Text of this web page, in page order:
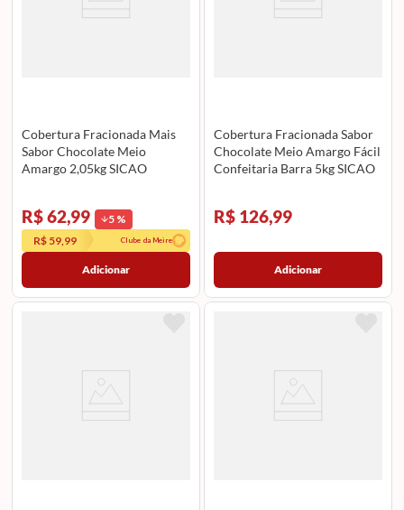
Cobertura Fracionada Mais
Sabor Chocolate Meio
Amargo 2,05kg SICAO
R$ 62,99 5%
R$ 59,99
Clube da Meire
Adicionar
Cobertura Fracionada Sabor
Chocolate Meio Amargo Fácil
Confeitaria Barra 5kg SICAO
R$ 126,99
Adicionar